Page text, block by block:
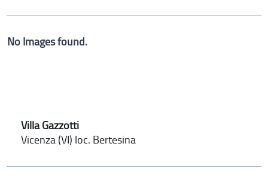
No Images found.
Villa Gazzotti
Vicenza (VI) loc. Bertesina